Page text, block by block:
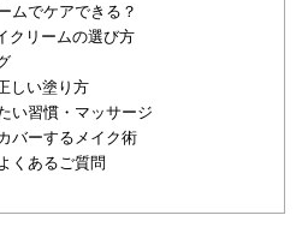
ムでケアできる？
クリームの選び方
しい塗り方
い習慣・マッサージ
バーするメイク術
くあるご質問